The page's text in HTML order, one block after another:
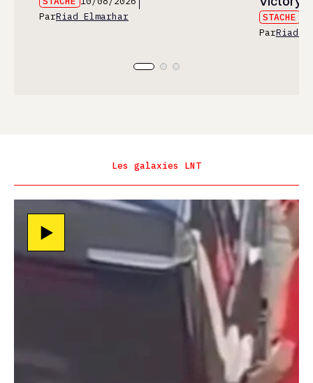
ParRiad Elmarhar STACHE
ParRiad
Les galaxies LNT